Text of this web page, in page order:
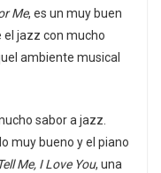
Me, es un muy buen
el jazz con mucho
ambiente musical
sabor a jazz.
muy bueno y el piano
Me, I Love You, una